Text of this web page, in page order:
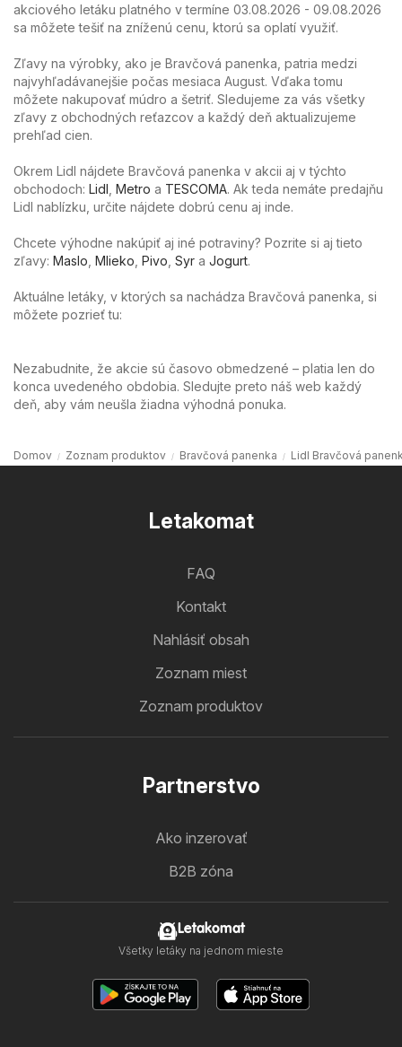
akciového letáku platného v termíne 03.08.2026 - 09.08.2026
sa môžete tešiť na zníženú cenu, ktorú sa oplatí využiť.
Zľavy na výrobky, ako je Bravčová panenka, patria medzi
najvyhľadávanejšie počas mesiaca August. Vďaka tomu
môžete nakupovať múdro a šetriť. Sledujeme za vás všetky
zľavy z obchodných reťazcov a každý deň aktualizujeme
prehľad cien.
Okrem Lidl nájdete Bravčová panenka v akcii aj v týchto
obchodoch: Lidl Metro a TESCOMA. Ak teda nemáte predajňu
Lidl nablízku, určite nájdete dobrú cenu aj inde.
Chcete výhodne nakúpiť aj iné potraviny? Pozrite si aj tieto
zľavy: Maslo Mlieko Pivo Syr a Jogurt.
Aktuálne letáky, v ktorých sa nachádza Bravčová panenka, si
môžete pozrieť tu:
Nezabudnite, že akcie sú časovo obmedzené – platia len do
konca uvedeného obdobia. Sledujte preto náš web každý
deň, aby vám neušla žiadna výhodná ponuka.
Domov Zoznam produktov Bravčová panenka Lidl Bravčová
Letakomat
FAQ
Kontakt
Nahlásiť obsah
Zoznam miest
Zoznam produktov
Partnerstvo
Ako inzerovať
B2B zóna
Letakomat
Všetky letáky na jednom mieste